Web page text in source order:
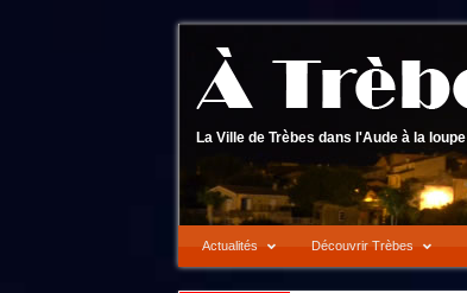
La Ville de Trèbes dans l'Aude à la loupe
Actualités Découvrir Trèbes